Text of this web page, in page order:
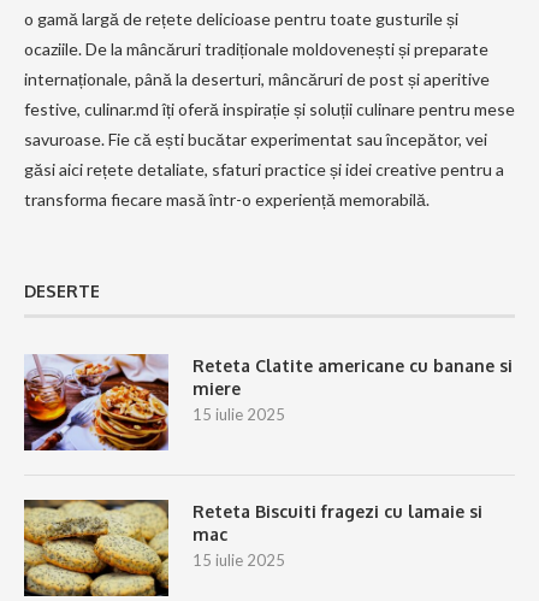
o gamă largă de rețete delicioase pentru toate gusturile și
ocaziile. De la mâncăruri tradiționale moldovenești și preparate
internaționale, până la deserturi, mâncăruri de post și aperitive
festive, culinar.md îți oferă inspirație și soluții culinare pentru mese
savuroase. Fie că ești bucătar experimentat sau începător, vei
găsi aici rețete detaliate, sfaturi practice și idei creative pentru a
transforma fiecare masă într-o experiență memorabilă.
DESERTE
Reteta Clatite americane cu banane si
miere
15 iulie 2025
Reteta Biscuiti fragezi cu lamaie si
mac
15 iulie 2025